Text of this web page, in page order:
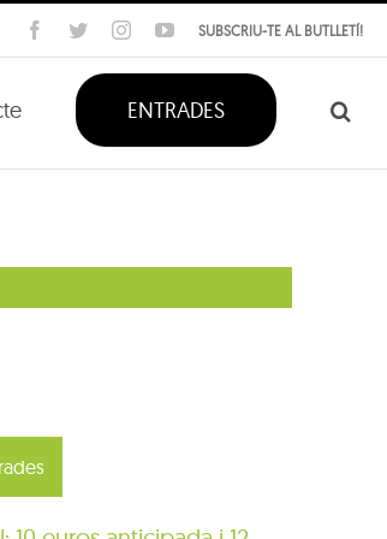
SUBSCRIU-TE AL BUTLLETÍ!
Facebook
TwitterInstagramYouTube
ENTRADES